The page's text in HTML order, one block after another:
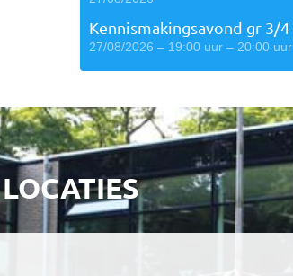
Kennismakingsavond gr 3/4
27/08/2026 – 19:00 uur – 20:00 uur
LOCATIES